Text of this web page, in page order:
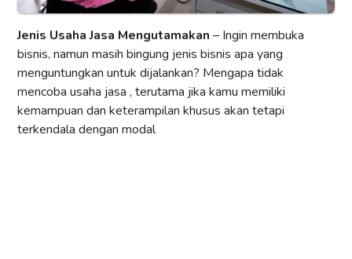
Jenis Usaha Jasa Mengutamakan – Ingin membuka
bisnis, namun masih bingung jenis bisnis apa yang
menguntungkan untuk dijalankan? Mengapa tidak
mencoba usaha jasa , terutama jika kamu memiliki
kemampuan dan keterampilan khusus akan tetapi
terkendala dengan modal